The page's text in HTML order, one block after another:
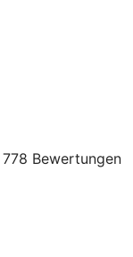
778 Bewertungen